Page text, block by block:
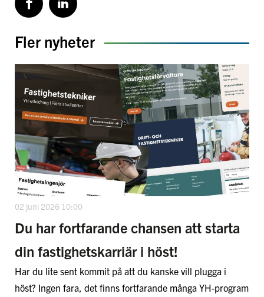
Fler nyheter
02 juni 2026 10:00
Du har fortfarande chansen att starta
din fastighetskarriär i höst!
Har du lite sent kommit på att du kanske vill plugga i
höst? Ingen fara, det finns fortfarande många YH-program